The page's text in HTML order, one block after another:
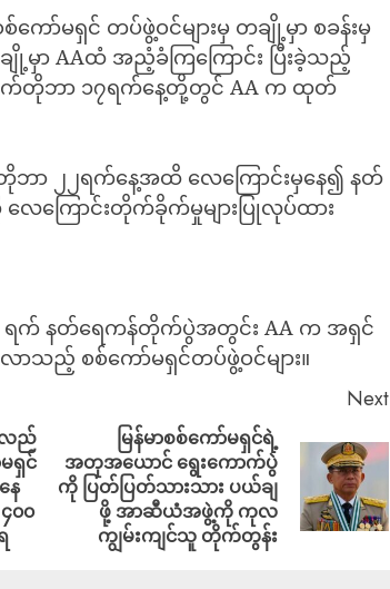
ာ်မရှင် တပ်ဖွဲ့ဝင်များမှ တချို့မှာ စခန်းမှ
ျို့မှာ AAထံ အညံ့ခံကြကြောင်း ပြီးခဲ့သည့်
က်တိုဘာ ၁၇ရက်နေ့တို့တွင် AA က ထုတ်
ာ ၂၂ရက်နေ့အထိ လေကြောင်းမှနေ၍ နတ်
ကြောင်းတိုက်ခိုက်မှုများပြုလုပ်ထား
ရက် နတ်ရေကန်တိုက်ပွဲအတွင်း AA က အရှင်
ာသည့် စစ်ကော်မရှင်တပ်ဖွဲ့ဝင်များ။
လည်
ရှင်
ေ
၀၀
Next
မြန်မာစစ်ကော်မရှင်ရဲ့
အတုအယောင် ရွေးကောက်ပွဲ
ကို ပြတ်ပြတ်သားသား ပယ်ချ
ဖို့ အာဆီယံအဖွဲ့ကို ကုလ
ကျွမ်းကျင်သူ တိုက်တွန်း